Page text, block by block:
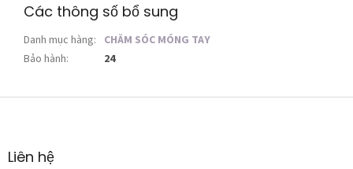
Các thông số bổ sung
Danh mục hàng: CHĂM SÓC MÓNG TAY
Bảo hành: 24
C
nLiên hệ